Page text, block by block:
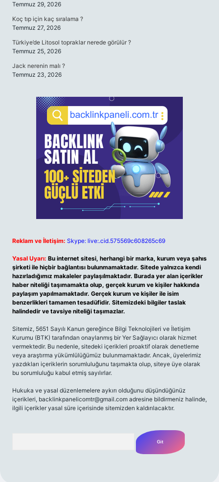
Temmuz 29, 2026
Koç tıp için kaç sıralama ?
Temmuz 27, 2026
Türkiye’de Litosol topraklar nerede görülür ?
Temmuz 25, 2026
Jack nerenin malı ?
Temmuz 23, 2026
Reklam ve İletişim: Skype: live:.cid.575569c608265c69
Yasal Uyarı: Bu internet sitesi, herhangi bir marka, kurum veya şahıs
şirketi ile hiçbir bağlantısı bulunmamaktadır. Sitede yalnızca kendi
hazırladığımız makaleler paylaşılmaktadır. Burada yer alan içerikler
haber niteliği taşımamakta olup, gerçek kurum ve kişiler hakkında
paylaşım yapılmamaktadır. Gerçek kurum ve kişiler ile isim
benzerlikleri tamamen tesadüfidir. Sitemizdeki bilgiler taslak
halindedir ve tavsiye niteliği taşımazlar.
Sitemiz, 5651 Sayılı Kanun gereğince Bilgi Teknolojileri ve İletişim
Kurumu (BTK) tarafından onaylanmış bir Yer Sağlayıcı olarak hizmet
vermektedir. Bu nedenle, sitedeki içerikleri proaktif olarak denetleme
veya araştırma yükümlülüğümüz bulunmamaktadır. Ancak, üyelerimiz
yazdıkları içeriklerin sorumluluğunu taşımakta olup, siteye üye olarak
bu sorumluluğu kabul etmiş sayılırlar.
Hukuka ve yasal düzenlemelere aykırı olduğunu düşündüğünüz
içerikleri, backlinkpanelicomtr@gmail.com adresine bildirmeniz halinde,
ilgili içerikler yasal süre içerisinde sitemizden kaldırılacaktır.